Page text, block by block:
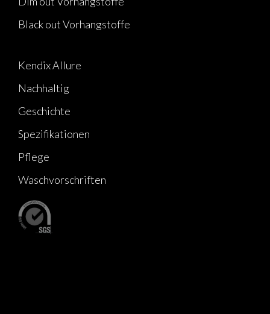
Black out Vorhangstoffe
Kendix Allure
Nachhaltig
Geschichte
Spezifikationen
Pflege
Waschvorschriften